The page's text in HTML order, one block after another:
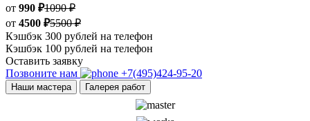
от 990 ₽1090 ₽
от 4500 ₽5500 ₽
Кэшбэк 300 рублей на телефон
Кэшбэк 100 рублей на телефон
Оставить заявку
Позвоните нам
+7(495)424-95-20
Наши мастера Галерея работ